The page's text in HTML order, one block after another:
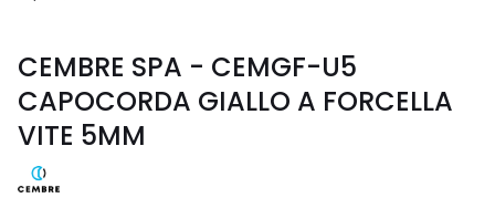
CEMBRE SPA - CEMGF-U5
CAPOCORDA GIALLO A FORCELLA
VITE 5MM